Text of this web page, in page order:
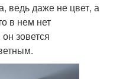
ведь даже не цвет, а
в нем нет
зовется